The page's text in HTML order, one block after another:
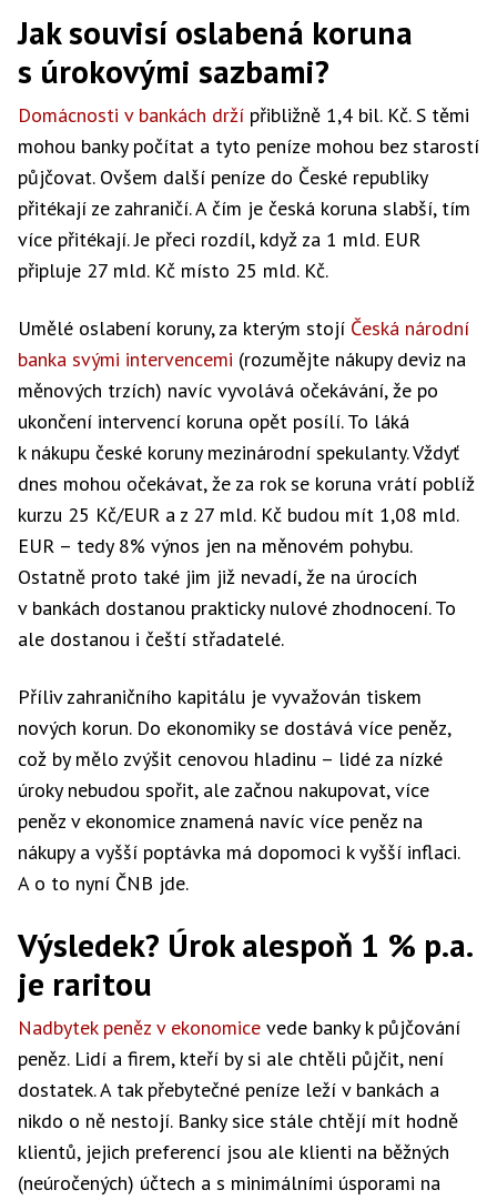
Jak souvisí oslabená koruna
s úrokovými sazbami?
Domácnosti v bankách drží přibližně 1,4 bil. Kč. S těmi
mohou banky počítat a tyto peníze mohou bez starostí
půjčovat. Ovšem další peníze do České republiky
přitékají ze zahraničí. A čím je česká koruna slabší, tím
více přitékají. Je přeci rozdíl, když za 1 mld. EUR
připluje 27 mld. Kč místo 25 mld. Kč.
Umělé oslabení koruny, za kterým stojí Česká národní
banka svými intervencemi (rozumějte nákupy deviz na
měnových trzích) navíc vyvolává očekávání, že po
ukončení intervencí koruna opět posílí. To láká
k nákupu české koruny mezinárodní spekulanty. Vždyť
dnes mohou očekávat, že za rok se koruna vrátí poblíž
kurzu 25 Kč/EUR a z 27 mld. Kč budou mít 1,08 mld.
EUR – tedy 8% výnos jen na měnovém pohybu.
Ostatně proto také jim již nevadí, že na úrocích
v bankách dostanou prakticky nulové zhodnocení. To
ale dostanou i čeští střadatelé.
Příliv zahraničního kapitálu je vyvažován tiskem
nových korun. Do ekonomiky se dostává více peněz,
což by mělo zvýšit cenovou hladinu – lidé za nízké
úroky nebudou spořit, ale začnou nakupovat, více
peněz v ekonomice znamená navíc více peněz na
nákupy a vyšší poptávka má dopomoci k vyšší inflaci.
A o to nyní ČNB jde.
Výsledek? Úrok alespoň 1 % p.a.
je raritou
Nadbytek peněz v ekonomice vede banky k půjčování
peněz. Lidí a firem, kteří by si ale chtěli půjčit, není
dostatek. A tak přebytečné peníze leží v bankách a
nikdo o ně nestojí. Banky sice stále chtějí mít hodně
klientů, jejich preferencí jsou ale klienti na běžných
(neúročených) účtech a s minimálními úsporami na